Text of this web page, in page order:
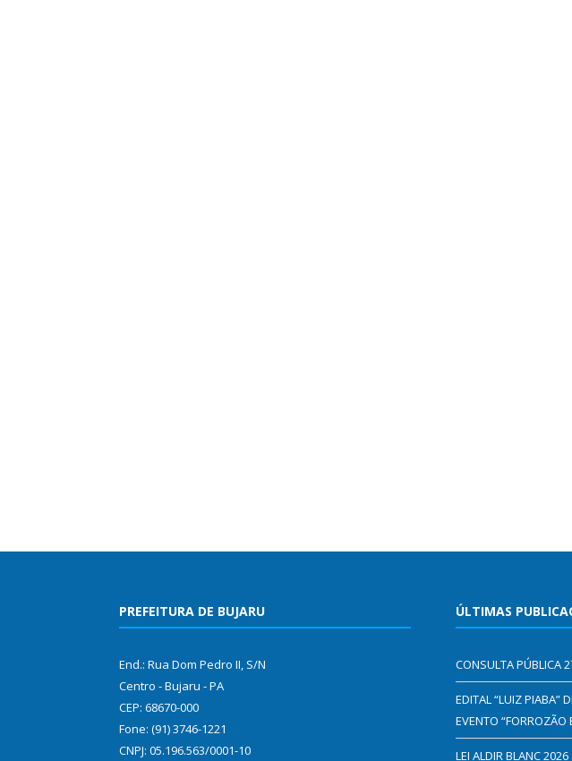
PREFEITURA DE BUJARU
End.: Rua Dom Pedro II, S/N
Centro - Bujaru - PA
CEP: 68670-000
Fone: (91) 3746-1221
CNPJ: 05.196.563/0001-10
ÚLTIMAS
CONSULTA PÚBLICA
EDITAL “LUIZ PIABA”
EVENTO “FORROZÃO
LEI ALDIR BLANC 2026